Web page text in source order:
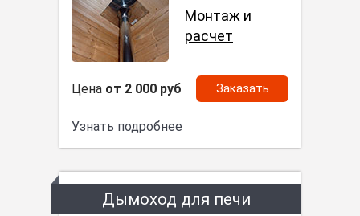
Монтаж и
расчет
Цена от 2 000 руб Заказать
Узнать подробнее
Дымоход для печи